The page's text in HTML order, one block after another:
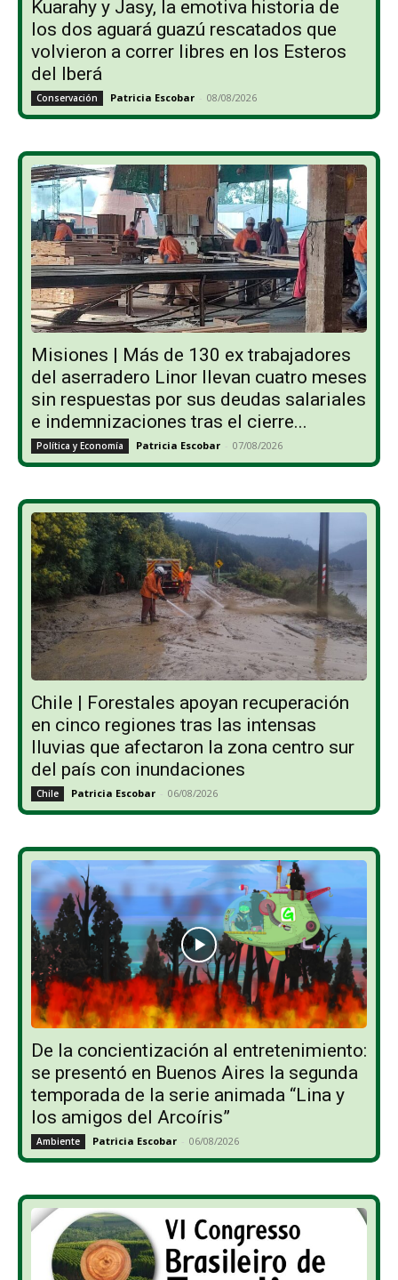
Kuarahy y Jasy, la emotiva historia de
los dos aguará guazú rescatados que
volvieron a correr libres en los Esteros
del Iberá
Conservación Patricia Escobar - 08/08/2026
Misiones | Más de 130 ex trabajadores
del aserradero Linor llevan cuatro meses
sin respuestas por sus deudas salariales
e indemnizaciones tras el cierre...
Política y Economía Patricia Escobar - 07/08/2026
Chile | Forestales apoyan recuperación
en cinco regiones tras las intensas
lluvias que afectaron la zona centro sur
del país con inundaciones
Chile Patricia Escobar - 06/08/2026
De la concientización al entretenimiento:
se presentó en Buenos Aires la segunda
temporada de la serie animada “Lina y
los amigos del Arcoíris”
Ambiente Patricia Escobar - 06/08/2026